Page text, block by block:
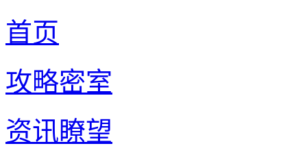
首页
攻略密室
资讯瞭望